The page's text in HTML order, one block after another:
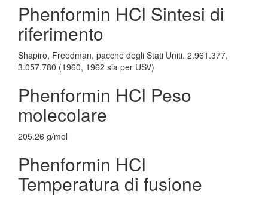
Phenformin HCl Sintesi di
riferimento
Shapiro, Freedman, pacche degli Stati Uniti. 2.961.377,
3.057.780 (1960, 1962 sia per USV)
Phenformin HCl Peso
molecolare
205.26 g/mol
Phenformin HCl
Temperatura di fusione